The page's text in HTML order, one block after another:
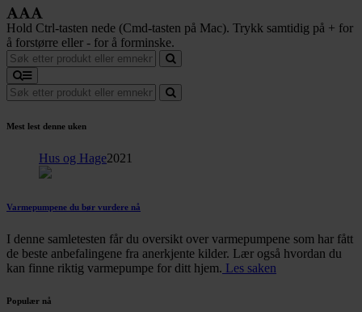
Hold Ctrl-tasten nede (Cmd-tasten på Mac). Trykk samtidig på + for
å forstørre eller - for å forminske.
Mest lest denne uken
Hus og Hage2021
Varmepumpene du bør vurdere nå
I denne samletesten får du oversikt over varmepumpene som har fått
de beste anbefalingene fra anerkjente kilder. Lær også hvordan du
kan finne riktig varmepumpe for ditt hjem. Les saken
Populær nå